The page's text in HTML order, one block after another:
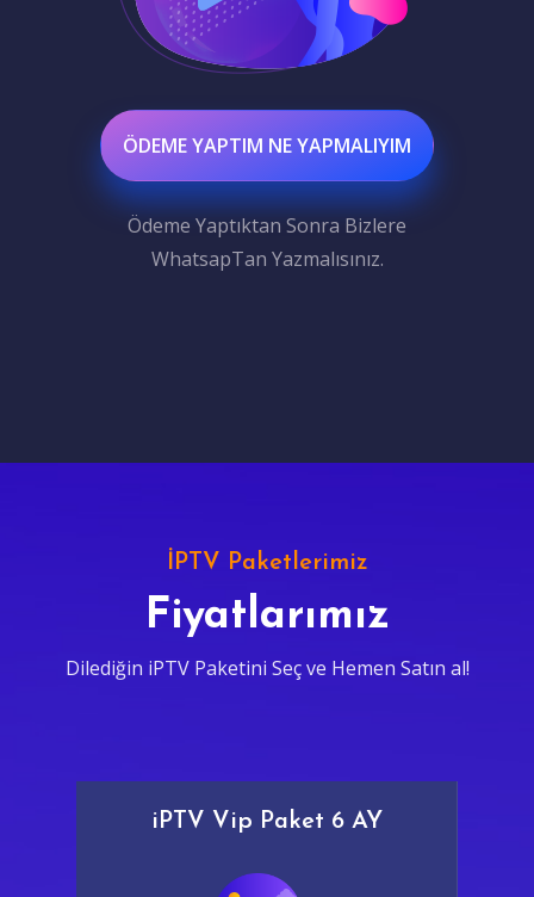
ÖDEME YAPTIM NE YAPMALIYIM
Ödeme Yaptıktan Sonra Bizlere
WhatsapTan Yazmalısınız.
İPTV Paketlerimiz
Fiyatlarımız
Dilediğin iPTV Paketini Seç ve Hemen Satın al!
iPTV Vip Paket 6 AY